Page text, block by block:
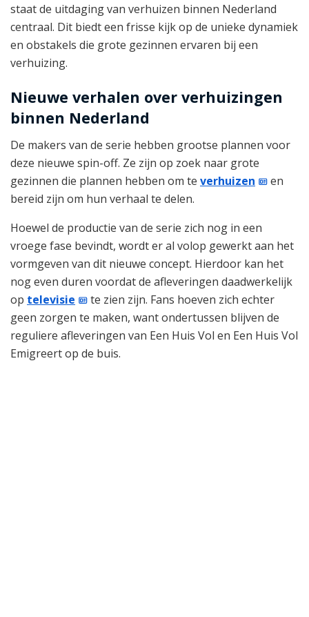
staat de uitdaging van verhuizen binnen Nederland
centraal. Dit biedt een frisse kijk op de unieke dynamiek
en obstakels die grote gezinnen ervaren bij een
verhuizing.
Nieuwe verhalen over verhuizingen
binnen Nederland
De makers van de serie hebben grootse plannen voor
deze nieuwe spin-off. Ze zijn op zoek naar grote
gezinnen die plannen hebben om te verhuizen
en
bereid zijn om hun verhaal te delen.
Hoewel de productie van de serie zich nog in een
vroege fase bevindt, wordt er al volop gewerkt aan het
vormgeven van dit nieuwe concept. Hierdoor kan het
nog even duren voordat de afleveringen daadwerkelijk
op televisie
te zien zijn. Fans hoeven zich echter
geen zorgen te maken, want ondertussen blijven de
reguliere afleveringen van Een Huis Vol en Een Huis Vol
Emigreert op de buis.